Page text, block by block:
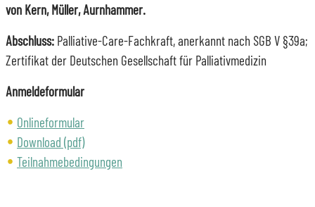
von Kern, Müller, Aurnhammer.
Abschluss: Palliative-Care-Fachkraft, anerkannt nach SGB V §39a;
Zertifikat der Deutschen Gesellschaft für Palliativmedizin
Anmeldeformular
Onlineformular
Download (pdf)
Teilnahmebedingungen